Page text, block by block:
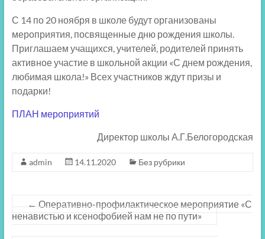
С 14 по 20 ноября в школе будут организованы
мероприятия, посвященные дню рождения школы.
Приглашаем учащихся, учителей, родителей принять
активное участие в школьной акции «С днем рождения,
любимая школа!» Всех участников ждут призы и
подарки!
ПЛАН мероприятий
Директор школы А.Г.Белогородская
admin 14.11.2020 Без рубрики
← Оперативно-профилактическое мероприятие «С
ненавистью и ксенофобией нам не по пути»